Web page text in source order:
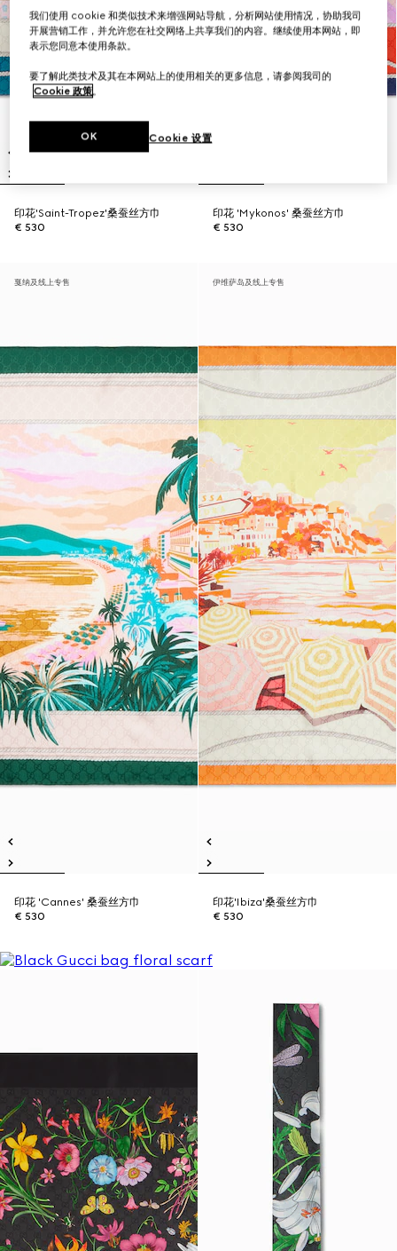
印花'Saint-Tropez'桑蚕丝方巾
€ 530
印花 'Mykonos' 桑蚕丝方巾
€ 530
戛纳及线上专售
印花 'Cannes' 桑蚕丝方巾
€ 530
伊维萨岛及线上专售
印花'Ibiza'桑蚕丝方巾
€ 530
我们使用 cookie 和类似技术来增强网站导航，分析网站使用情况，协助我司
开展营销工作，并允许您在社交网络上共享我们的内容。继续使用本网站，即
表示您同意本使用条款。
要了解此类技术及其在本网站上的使用相关的更多信息，请参阅我司的
Cookie 政策。
Cookie 设置
OK